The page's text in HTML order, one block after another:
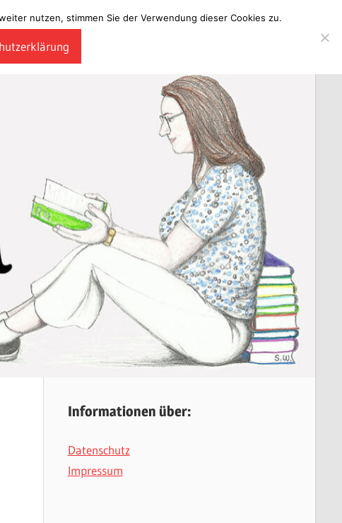
Informationen über:
Datenschutz
Impressum
nutzen, stimmen Sie der Verwendung dieser Cookies zu.